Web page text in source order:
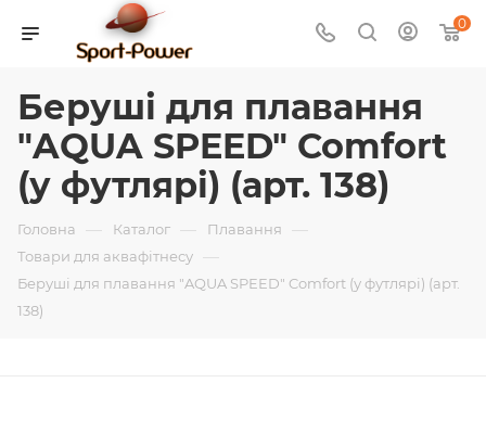
0
Беруші для плавання
"AQUA SPEED" Comfort
(у футлярі) (арт. 138)
Головна — Каталог — Плавання —
Товари для аквафітнесу —
Беруші для плавання "AQUA SPEED" Comfort (у футлярі) (арт.
138)